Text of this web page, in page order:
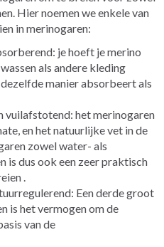
Hier noemen we enkele van
in merinogaren:
je hoeft je merino
als andere kleding
manier absorbeert als
vuilafstotend: het merinogaren
en het natuurlijke vet in de
zowel water- als
is dus ook een zeer praktisch
.
Een derde groot
is het vermogen om de
van de